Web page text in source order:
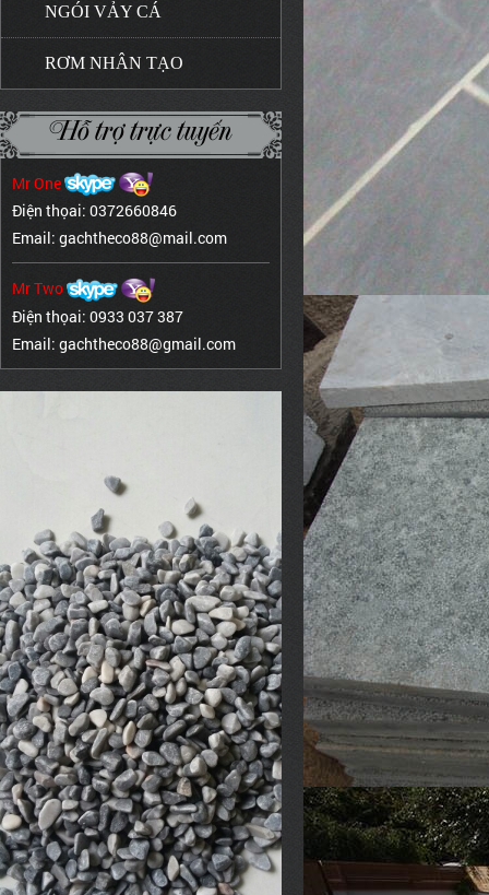
NGÓI VẢY CÁ
RƠM NHÂN TẠO
Hỗ trợ trực tuyến
Mr One
Điện thọai: 0372660846
Email: gachtheco88@mail.com
Mr Two
Điện thọai: 0933 037 387
Email: gachtheco88@gmail.com